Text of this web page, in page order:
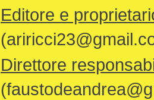
Editore e
Direttore